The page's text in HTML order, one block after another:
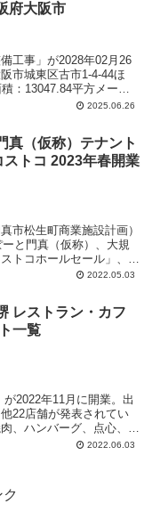
府大阪市
工事」が2028年02月26
市城東区古市1-4-44ほ
：13047.84平方メート
2025.06.26
真（仮称）テナント
ストコ 2023年春開業
市松生町商業施設計画）
と門真（仮称）、大規
トコホールセール」、東
では、店舗面積：約
2022.05.03
レストラン・カフ
一覧
2022年11月に開業。出
22店舗が発表されてい
、ハンバーグ、点心、中
焼き、焼きそば、ハンバ
2022.06.03